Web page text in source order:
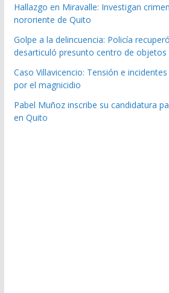
Hallazgo en Miravalle: Investigan
nororiente de Quito
Golpe a la delincuencia: Policía
desarticuló presunto centro de objetos
Caso Villavicencio: Tensión e
por el magnicidio
Pabel Muñoz inscribe su candidatura
en Quito